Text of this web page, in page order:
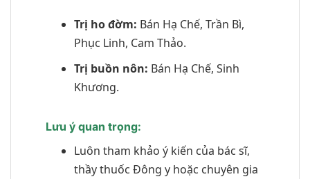
Trị ho đờm: Bán Hạ Chế, Trần Bì,
Phục Linh, Cam Thảo.
Trị buồn nôn: Bán Hạ Chế, Sinh
Khương.
Lưu ý quan trọng:
Luôn tham khảo ý kiến của bác sĩ,
thầy thuốc Đông y hoặc chuyên gia